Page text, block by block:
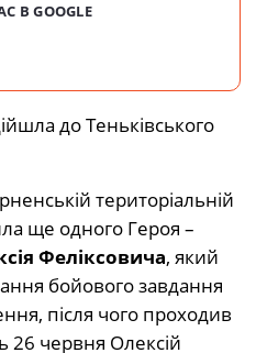
В GOOGLE
до Теньківського
територіальній
ще одного Героя –
Феліксовича, який
бойового завдання
після чого проходив
26 червня Олексій